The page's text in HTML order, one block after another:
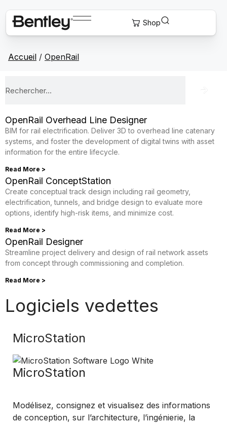
Accueil / OpenRail
OpenRail Overhead Line Designer
BIM for rail electrification. Deliver 3D to overhead line catenary
systems, and foster the development of digital twins with asset
information for the entire lifecycle.
Read More >
OpenRail ConceptStation
Create conceptual track design including rail geometry,
electrification, tunnels, and bridge design to evaluate more
options, identify high-risk items, and minimize cost.
Read More >
OpenRail Designer
Streamline project delivery and design of rail network assets
from concept through commissioning and completion.
Read More >
Logiciels vedettes
MicroStation
MicroStation
Modélisez, consignez et visualisez des informations
de conception, sur l’architecture, l’ingénierie, la